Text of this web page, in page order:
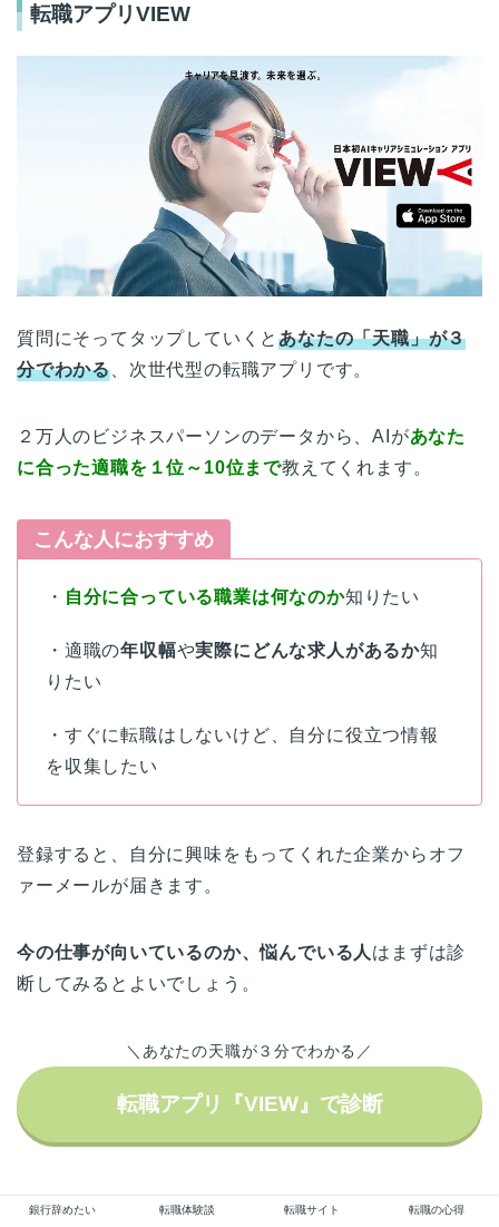
転職アプリVIEW
質問にそってタップしていくとあなたの「天職」が３
分でわかる 、次世代型の転職アプリです。
２万人のビジネスパーソンのデータから、AIがあなた
に合った適職を１位～10位まで教えてくれます。
こんな人におすすめ
・ 自分に合っている職業は何なのか知りたい
・適職の年収幅や実際にどんな求人があるか知
りたい
・すぐに転職はしないけど、自分に役立つ情報
を収集したい
登録すると、自分に興味をもってくれた企業からオフ
ァーメールが届きます。
今の仕事が向いているのか、悩んでいる人 はまずは診
断してみるとよいでしょう。
＼あなたの天職が３分でわかる／
転職アプリ『VIEW』で診断
銀行辞めたい 転職体験談 転職サイト 転職の心得